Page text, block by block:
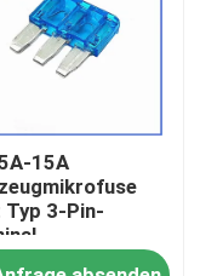
15A
Typ 3-Pin-